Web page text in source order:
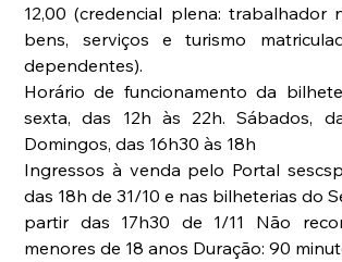
12,00 (credencial plena: trabalhador
bens, serviços e turismo
dependentes).
Horário de funcionamento da
sexta, das 12h às 22h. Sábados,
Domingos, das 16h30 às 18h
Ingressos à venda pelo Portal
das 18h de 31/10 e nas bilheterias do
partir das 17h30 de 1/11 Não
menores de 18 anos Duração: 90